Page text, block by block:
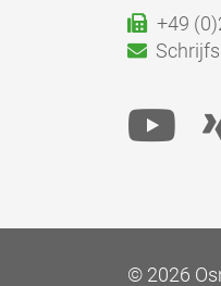
+49
© 2026